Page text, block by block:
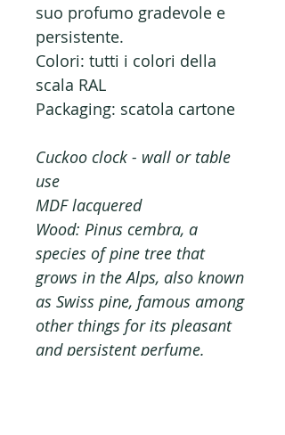
suo profumo gradevole e
persistente.
Colori: tutti i colori della
scala RAL
Packaging: scatola cartone
Cuckoo clock - wall or table
use
MDF lacquered
Wood: Pinus cembra, a
species of pine tree that
grows in the Alps, also known
as Swiss pine, famous among
other things for its pleasant
and persistent perfume.